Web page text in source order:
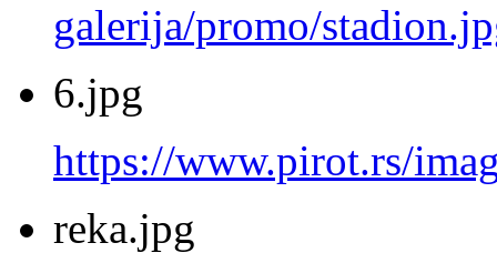
galerija/promo/
6.jpg
https://www.pirot.rs/
reka.jpg